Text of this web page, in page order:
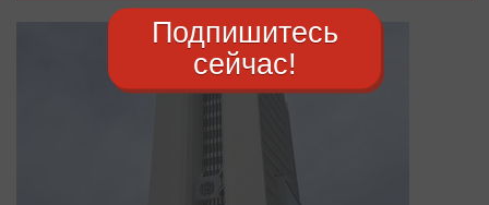
Подпишитесь
сейчас!